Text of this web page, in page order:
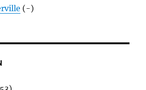
(-)